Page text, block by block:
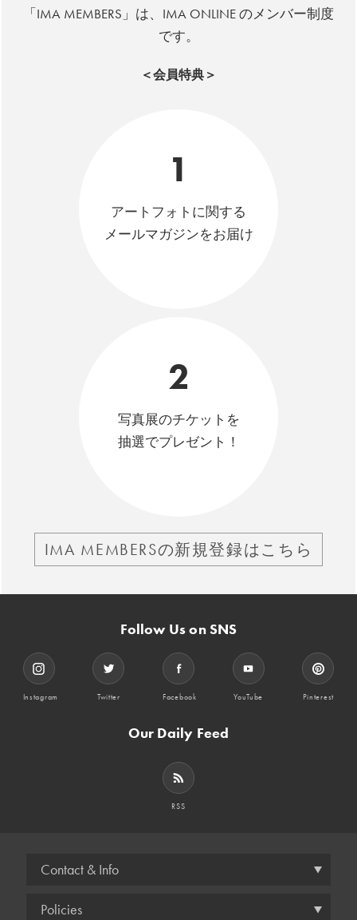
「IMA MEMBERS」は、IMA ONLINE のメンバー制度
です。
＜会員特典＞
1
アートフォトに関する
メールマガジンをお届け
2
写真展のチケットを
抽選でプレゼント！
IMA MEMBERSの新規登録はこちら
Follow Us on SNS
Instagram Twitter Facebook YouTube Pinterest
Our Daily Feed
RSS
Contact & Info
Policies